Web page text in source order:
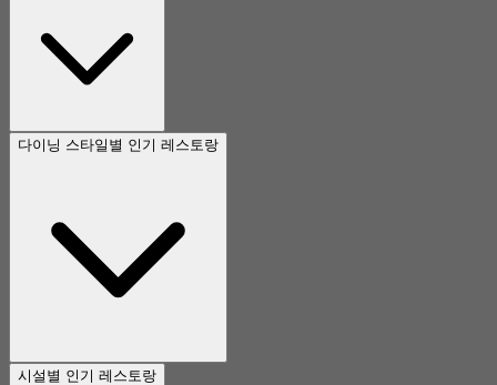
다이닝 스타일별 인기 레스토랑
시설별 인기 레스토랑